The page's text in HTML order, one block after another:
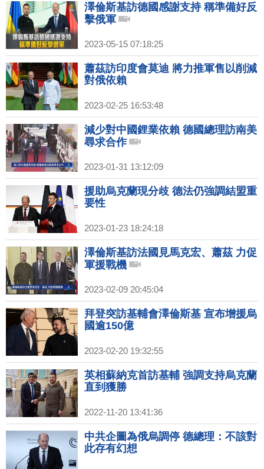
澤倫斯基訪德國感謝支持 稱準備好反
擊俄軍
2023-05-15 07:18:25
蕭茲訪印度會莫迪 將力推軍售以削減
對俄依賴
2023-02-25 16:53:48
減少對中國鋰業依賴 德國總理訪南美
尋求合作
2023-01-31 13:12:09
援助烏克蘭現分歧 德法仍強調結盟重
要性
2023-01-23 18:24:18
澤倫斯基訪法國見馬克宏、蕭茲 力促
軍援戰機
2023-02-09 20:45:04
拜登突訪基輔會澤倫斯基 宣布增援烏
國逾150億
2023-02-20 19:32:55
英相蘇納克首訪基輔 強調支持烏克蘭
直到獲勝
2022-11-20 13:41:36
中共企圖為俄烏調停 德總理：不該對
此存有幻想